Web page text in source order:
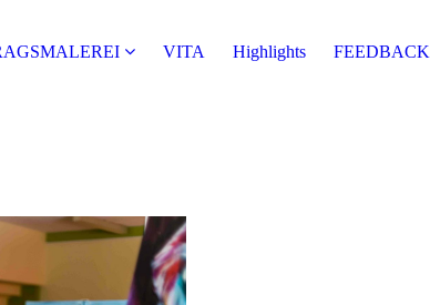
VITA Highlights
FEEDBACK